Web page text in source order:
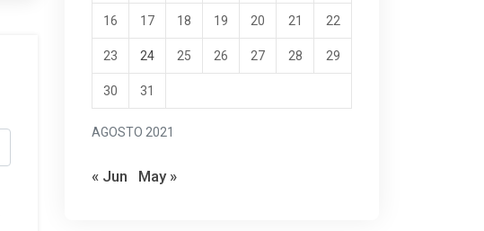
AGOSTO 2021
16 17 18 19 20 21 22
23 24 25 26 27 28 29
30 31
« Jun May »